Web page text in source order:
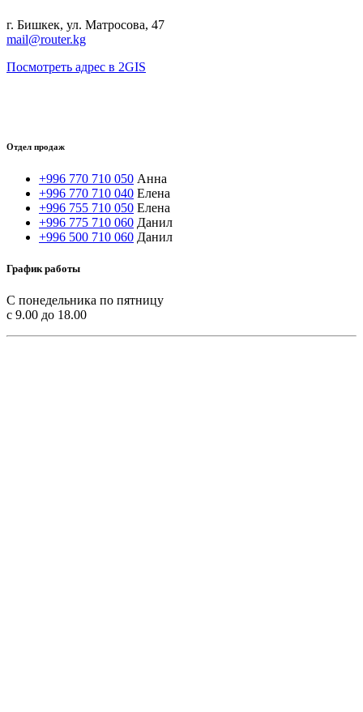
г. Бишкек, ул. Матросова, 47
mail@router.kg
Посмотреть адрес в 2GIS
Отдел продаж
+996 770 710 050 Анна
+996 770 710 040 Елена
+996 755 710 050 Елена
+996 775 710 060 Данил
+996 500 710 060 Данил
График работы
С понедельника по пятницу
с 9.00 до 18.00